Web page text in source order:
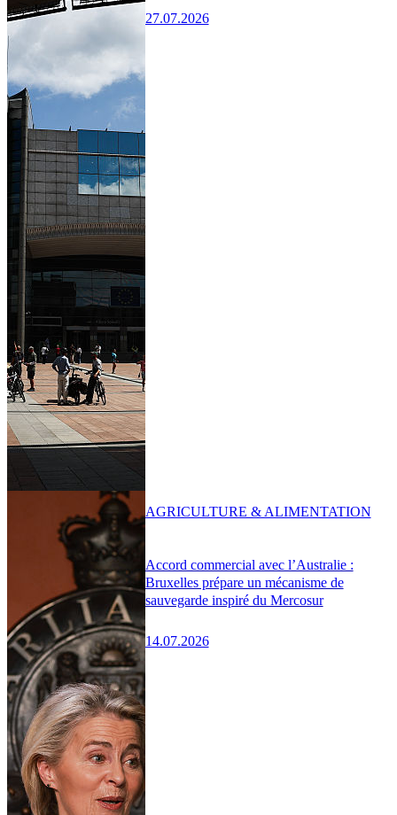
27.07.2026
Accord commercial avec l’Australie :
Bruxelles prépare un mécanisme de
sauvegarde inspiré du Mercosur
14.07.2026
AGRICULTURE & ALIMENTATION